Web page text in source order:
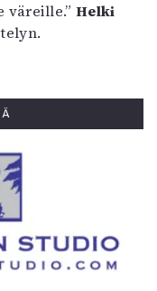
väreille.”Helki